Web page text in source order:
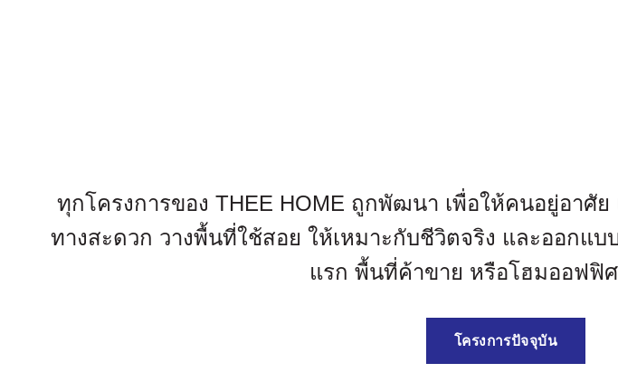
ทุกโครงการของ THEE HOME ถูกพัฒนา เพื่อให้คนอยู่อาศัย
ทางสะดวก วางพื้นที่ใช้สอย ให้เหมาะกับชีวิตจริง และออกแ
แรก พื้นที่ค้าขาย หรือโฮมออฟฟิ
โครงการปัจจุบัน